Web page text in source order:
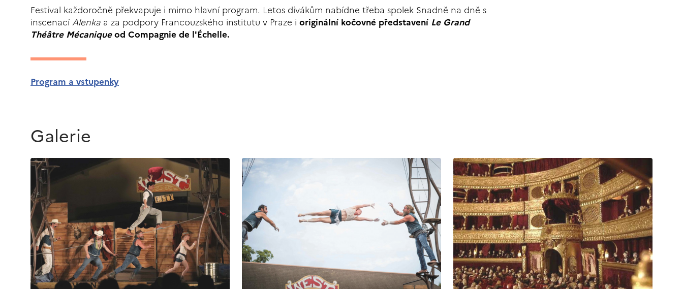
Festival každoročně překvapuje i mimo hlavní program. Letos divákům nabídne třeba spolek Snadně na dně s
inscenacíAlenka a za podpory Francouzského institutu v Praze i originální kočovné představeníLe Grand
Théâtre Mécaniqueod Compagnie de l'Échelle.
Program a vstupenky
Galerie